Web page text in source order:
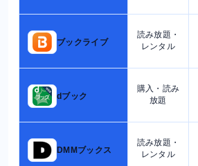
ブックライブ
読み放題・
レンタル
dブック
購入・読み
放題
DMMブックス
読み放題・
レンタル